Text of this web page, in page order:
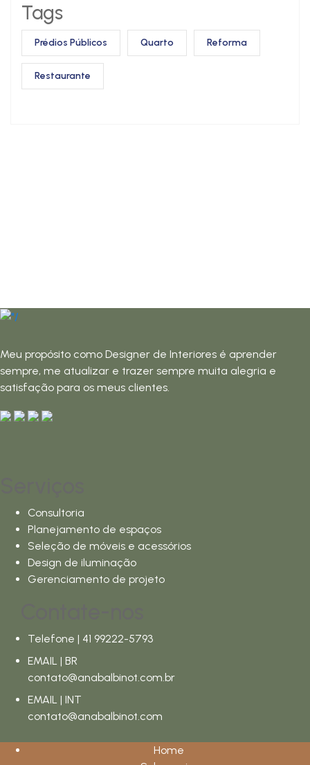
Tags
Prédios Públicos Quarto Reforma
Restaurante
Meu propósito como Designer de Interiores é aprender
sempre, me atualizar e trazer sempre muita alegria e
satisfação para os meus clientes.
Consultoria
Planejamento de espaços
Seleção de móveis e acessórios
Design de iluminação
Gerenciamento de projeto
Telefone | 41 99222-5793
EMAIL | BR
contato@anabalbinot.com.br
EMAIL | INT
contato@anabalbinot.com
Home